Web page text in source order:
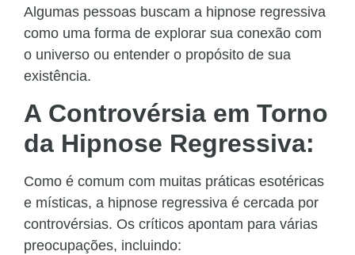
Algumas pessoas buscam a hipnose regressiva
como uma forma de explorar sua conexão com
o universo ou entender o propósito de sua
existência.
A Controvérsia em Torno
da Hipnose Regressiva:
Como é comum com muitas práticas esotéricas
e místicas, a hipnose regressiva é cercada por
controvérsias. Os críticos apontam para várias
preocupações, incluindo: